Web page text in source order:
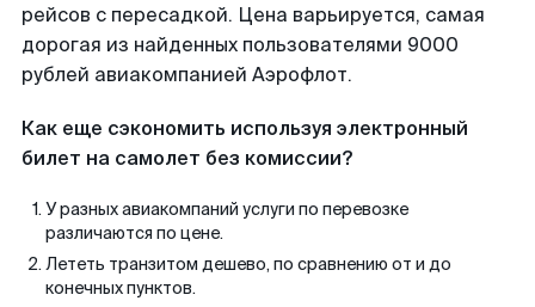
рейсов с пересадкой. Цена варьируется, самая
дорогая из найденных пользователями 9000
рублей авиакомпанией Аэрофлот.
Как еще сэкономить используя электронный
билет на самолет без комиссии?
У разных авиакомпаний услуги по перевозке
различаются по цене.
Лететь транзитом дешево, по сравнению от и до
конечных пунктов.